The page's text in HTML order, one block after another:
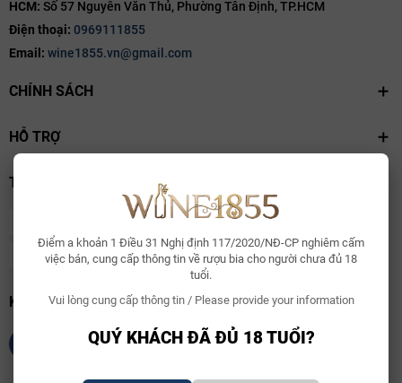
Điểm a khoản 1 Điều 31 Nghị định 117/2020/NĐ-CP nghiêm cấm
việc bán, cung cấp thông tin về rượu bia cho người chưa đủ 18
tuổi.
Vui lòng cung cấp thông tin / Please provide your information
QUÝ KHÁCH ĐÃ ĐỦ 18 TUỔI?
HCM: Số 57 Nguyễn Văn Thủ, Phường Tân Định, TP.HCM
Điện thoại: 0969111855
Email: wine1855.vn@gmail.com
CHÍNH SÁCH
HỖ TRỢ
THANH TOÁN
KẾT NỐI CHÚNG TÔI